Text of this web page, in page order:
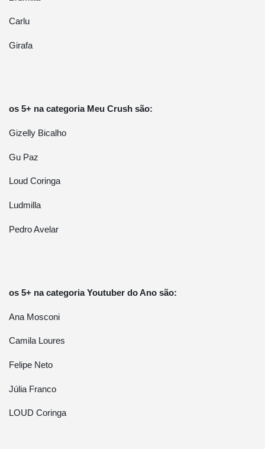
Carlu
Girafa
os 5+ na categoria Meu Crush são:
Gizelly Bicalho
Gu Paz
Loud Coringa
Ludmilla
Pedro Avelar
os 5+ na categoria Youtuber do Ano são:
Ana Mosconi
Camila Loures
Felipe Neto
Júlia Franco
LOUD Coringa